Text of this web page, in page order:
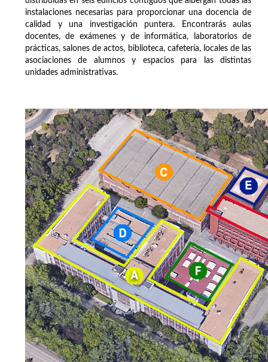
instalaciones necesarias para proporcionar una docencia de
calidad y una investigación puntera. Encontrarás aulas
docentes, de exámenes y de informática, laboratorios de
prácticas, salones de actos, biblioteca, cafetería, locales de las
asociaciones de alumnos y espacios para las distintas
unidades administrativas.